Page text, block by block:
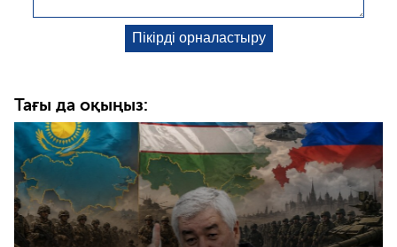
Тағы да оқыңыз: